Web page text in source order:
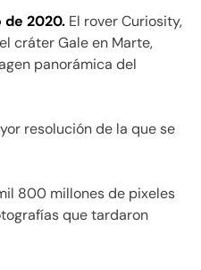
de 2020. El rover Curiosity,
cráter Gale en Marte,
panorámica del
resolución de la que se
800 millones de pixeles
que tardaron